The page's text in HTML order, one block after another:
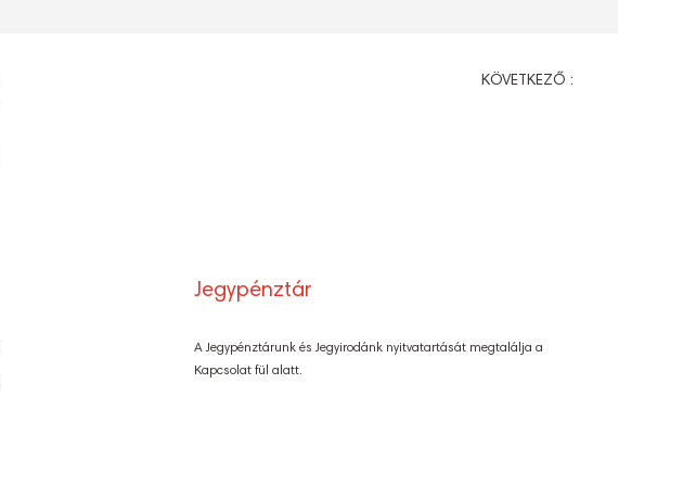
KÖVETKEZŐ :
Jegypénztár
A Jegypénztárunk és Jegyirodánk nyitvatartását megtalálja a
Kapcsolat fül alatt.